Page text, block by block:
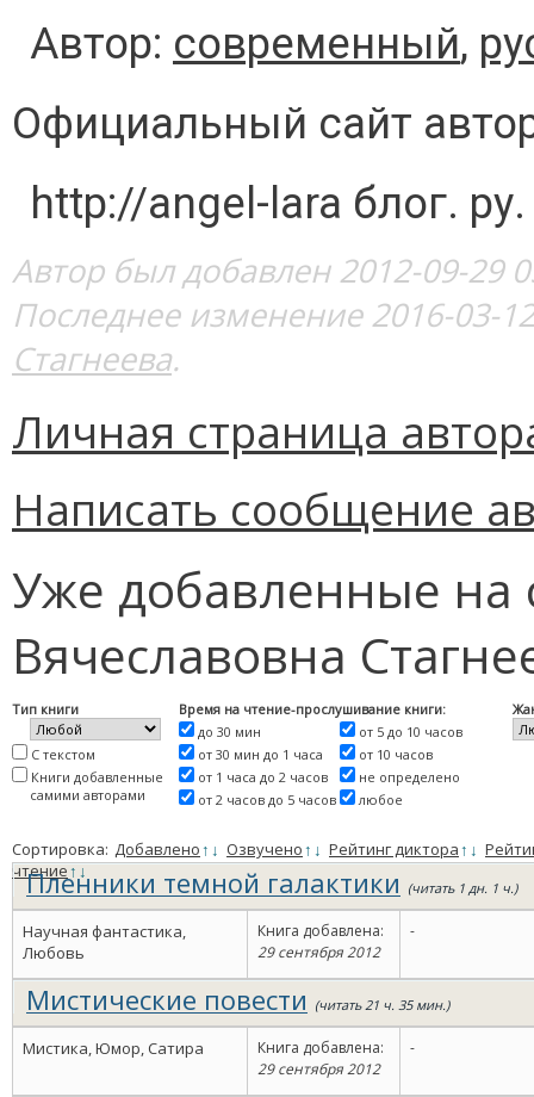
Автор: современный,
Официальный сайт
http://angel-lara блог. ру.
Автор был добавлен 2012-09-29
Последнее изменение 2016-03-
Стагнеева.
Личная страница
Написать сообщение
Уже добавленные на
Вячеславовна
Тип книги
С текстом
Книги добавленные
самими авторами
Время на чтение-прослушивание книги:
до 30 мин
от 30 мин до 1 часа
от 1 часа до 2 часов
от 2 часов до 5 часов
от 5 до 10 часов
от 10 часов
не определено
любое
Сортировка: Добавлено↑ ↓ Озвучено↑ ↓ Рейтинг диктора↑ ↓
чтение↑↓
Пленники темной галактики (читать 1 дн. 1 ч.)
Научная фантастика,
Любовь
Книга добавлена:
29 сентября 2012
-
Мистические повести (читать 21 ч. 35 мин.)
Мистика, Юмор, Сатира
Книга добавлена:
29 сентября 2012
-